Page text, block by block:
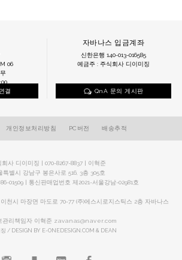
06
결
자바나스 입금계좌
신한은행 140-013-016585
예금주 : 주식회사 디이미징
QnA 문의 게시판
개인정보처리방침 PC버전 배송추적
회사 디이미징 | 070-8267-8837 | 이혁준
특별시 강남구 봉은사로 516, 3층 305호
01509 | 통신판매업번호 제2021-서울강남-02981호
천시 마장면 마도로 70-77 (주)에스시로지스틱스 2층 자바나스
관리책임자 이혁준 zavanas@naver.com
/ DESIGN BY E-ONEDESIGN.COM & DEAN